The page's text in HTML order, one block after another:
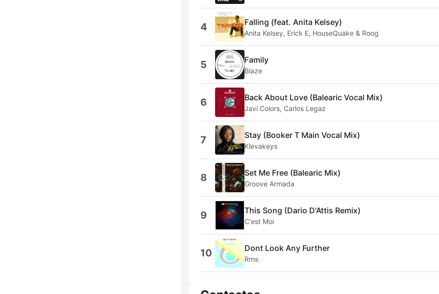
4 Falling (feat. Anita Kelsey)
Anita Kelsey, Erick E, HouseQuake & Roog
5 Family
Blaze
6 Back About Love (Balearic Vocal Mix)
Javi Colors, Carlos Legaz
7 Stay (Booker T Main Vocal Mix)
Klevakeys
8 Set Me Free (Balearic Mix)
Groove Armada
9 This Song (Dario D'Attis Remix)
C'est Moi
10 Dont Look Any Further
Rms